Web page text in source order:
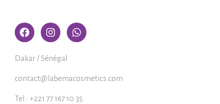
Dakar / Sénégal
contact@labemacosmetics.com
Tel : +221 77 167 10 35